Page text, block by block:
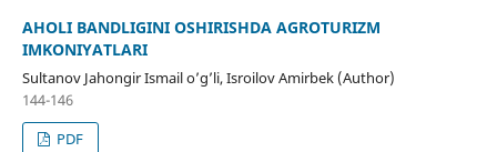
AHOLI BANDLIGINI OSHIRISHDA AGROTURIZM
IMKONIYATLARI
Sultanov Jahongir Ismail o’g’li, Isroilov Amirbek (Author)
144-146
PDF